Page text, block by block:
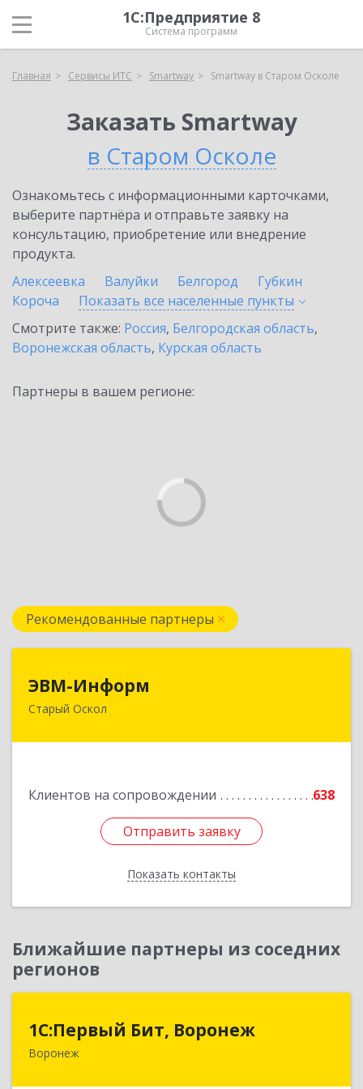
1С:Предприятие 8
Система программ
Главная Сервисы ИТС Smartway Smartway в Старом Осколе
Заказать Smartway
в Старом Осколе
Ознакомьтесь с информационными карточками,
выберите партнёра и отправьте заявку на
консультацию, приобретение или внедрение
продукта.
Алексеевка
Валуйки Белгород
Губкин
Короча
Показать все населенные пункты
Смотрите также: Россия, Белгородская область,
Воронежская область, Курская область
Партнеры в вашем регионе:
Рекомендованные партнеры
ЭВМ-Информ
Старый Оскол
Клиентов на сопровождении 638
Отправить заявку
Показать контакты
309516, Белгородская обл, Старый Оскол г,
Отправить заявку
Назад
Ближайшие партнеры из соседних
регионов
1С:Первый Бит, Воронеж
Воронеж
1С:Первый Бит, Воронеж
394006, Воронежская обл, Воронеж г, 20-летия